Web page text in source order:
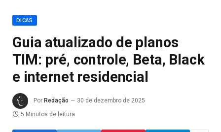
DICAS
Guia atualizado de planos
TIM: pré, controle, Beta, Black
e internet residencial
Por Redação
30 de dezembro de 2025
5 Minutos de leitura